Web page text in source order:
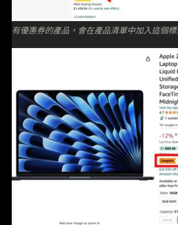
有優惠券的產品，會在產品清單中加入這個標